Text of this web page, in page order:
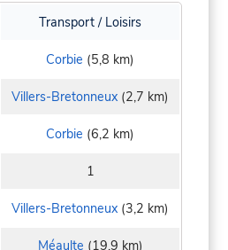
Transport / Loisirs
Corbie (5,8 km)
Villers-Bretonneux (2,7 km)
Corbie (6,2 km)
1
Villers-Bretonneux (3,2 km)
Méaulte (19,9 km)